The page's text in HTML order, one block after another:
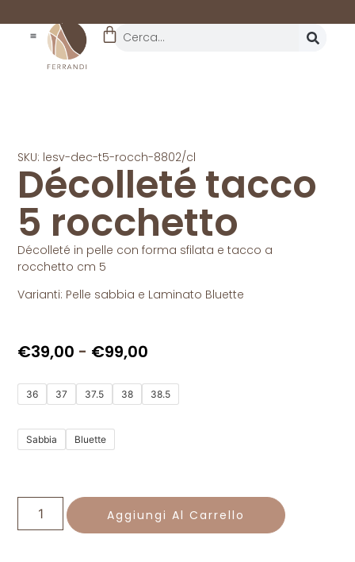
REALTÀ STORICA
DAL 1962
SKU: lesv-dec-t5-rocch-8802/cl
Décolleté tacco
5 rocchetto
Décolleté in pelle con forma sfilata e tacco a
rocchetto cm 5
Varianti: Pelle sabbia e Laminato Bluette
€39,00 - €99,00
36 37 37.5 38 38.5
Sabbia Bluette
Aggiungi Al Carrello